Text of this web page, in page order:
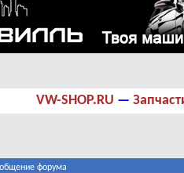
VW-SHOP.RU —
форума